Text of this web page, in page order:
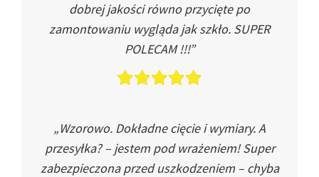
dobrej jakości równo przycięte po
zamontowaniu wygląda jak szkło. SUPER
POLECAM !!!”
„Wzorowo. Dokładne cięcie i wymiary. A
przesyłka? – jestem pod wrażeniem! Super
zabezpieczona przed uszkodzeniem – chyba